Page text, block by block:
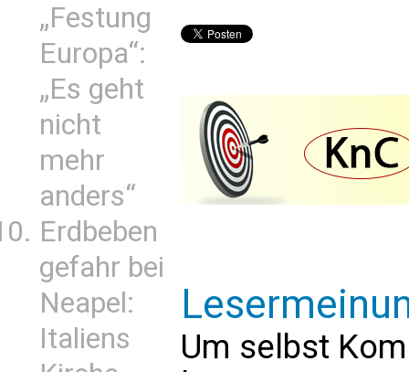
„Festung
Europa“:
„Es geht
nicht
mehr
anders“
Erdbeben
gefahr bei
Neapel:
Italiens
Um selbst